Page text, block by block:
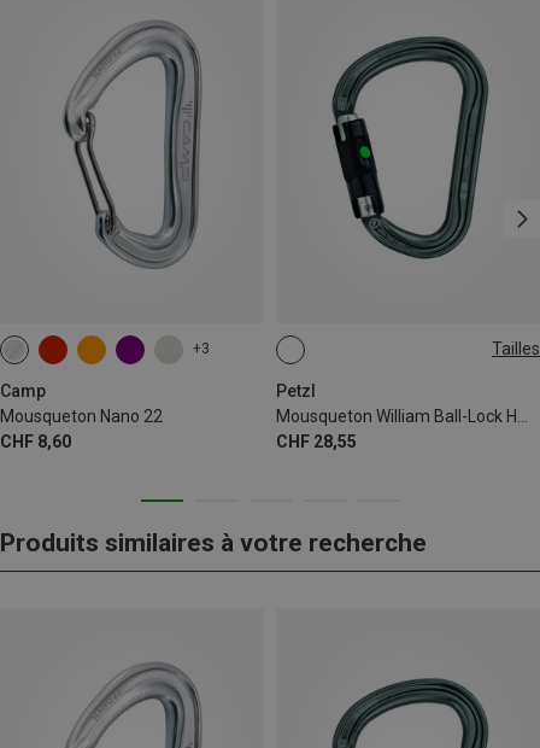
+3
Camp
Mousqueton Nano 22
CHF 8,60
Tailles
Petzl
CHF 28,55
BALL-LOCK
Produits similaires à votre recherche